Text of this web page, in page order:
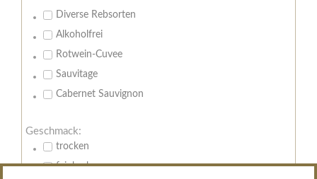
Diverse Rebsorten
Alkoholfrei
Rotwein-Cuvee
Sauvitage
Cabernet Sauvignon
Geschmack:
trocken
feinherb